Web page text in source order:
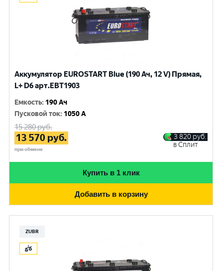
Аккумулятор EUROSTART Blue (190 Ач, 12 V) Прямая,
L+ D6 арт.EBT1903
Емкость: 190 Ач
Пусковой ток: 1050 A
15 280руб.
13 570 руб.
при обмене
3 820 руб.
в Сплит
Купить в 1 клик
Добавить в корзину
ZUBR